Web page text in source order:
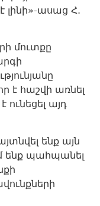
լինի»-ասաց Հ.
մուտքը
հաշվի առնել
այդ
ենք այն
ենք պահպանել